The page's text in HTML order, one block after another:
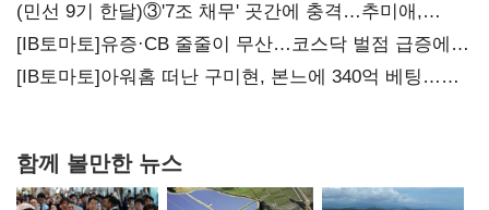
(민선 9기 한달)③'7조 채무' 곳간에 충격…추미애,
20년만에 '비상재정' 선언 승부수
[IB토마토]유증·CB 줄줄이 무산…코스닥 벌점 급증에
상폐 압박
[IB토마토]아워홈 떠난 구미현, 본느에 340억 베팅…
함께 볼만한 뉴스